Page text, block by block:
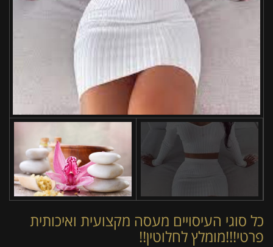
כל סוגי העיסויים מעסה מקצועית ואיכותית
פרטי!!!מומלץ לחלוטין!!